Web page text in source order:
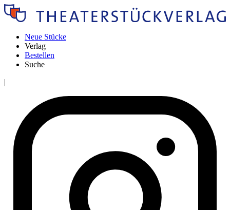
Neue Stücke
Verlag
Bestellen
Suche
|